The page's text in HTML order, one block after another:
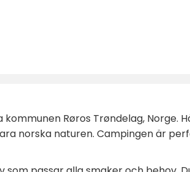
Røros Trøndelag, Norge.
norska naturen. Campingen är